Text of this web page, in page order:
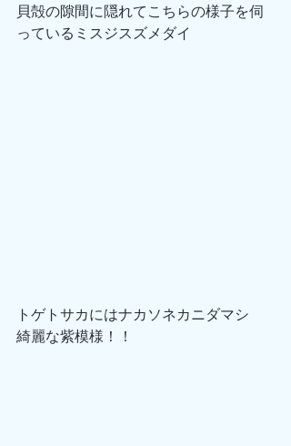
貝殻の隙間に隠れてこちらの様子を伺
っているミスジスズメダイ
トゲトサカにはナカソネカニダマシ
綺麗な紫模様！！